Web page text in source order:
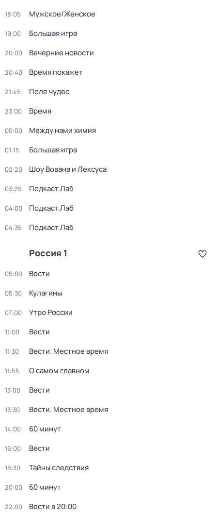
18:05 Мужское/Женское
19:00 Большая игра
20:00 Вечерние новости
20:40 Время покажет
21:45 Поле чудес
23:00 Время
00:00 Между нами химия
01:15 Большая игра
02:20 Шоу Вована и Лексуса
03:25 Подкаст.Лаб
04:00 Подкаст.Лаб
04:35 Подкаст.Лаб
Россия 1
05:00 Вести
05:30 Кулагины
07:00 Утро России
11:00 Вести
11:30 Вести. Местное время
11:55 О самом главном
13:00 Вести
13:30 Вести. Местное время
14:00 60 минут
16:00 Вести
16:30 Тайны следствия
20:00 60 минут
22:00 Вести в 20:00